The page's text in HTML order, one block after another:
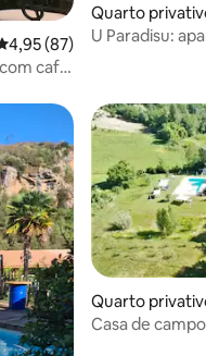
de uma avaliação
4,95 (87)
café
Quarto
U Paradisu:
Quarto
Casa de